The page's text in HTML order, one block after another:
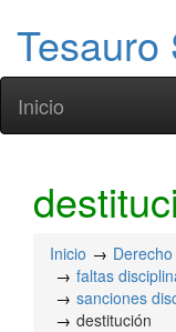
Tesauro
Inicio
Inicio
faltas
sanciones
destitución